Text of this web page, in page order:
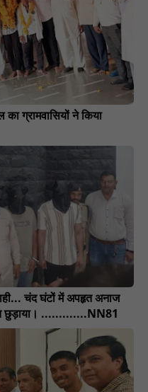
का ग्रामवासियों ने किया
चंद घंटों में अपहृत अनाज
छुड़ाया। .............NN81